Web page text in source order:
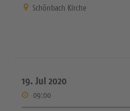
Schönbach Kirche
19. Jul 2020
09:00